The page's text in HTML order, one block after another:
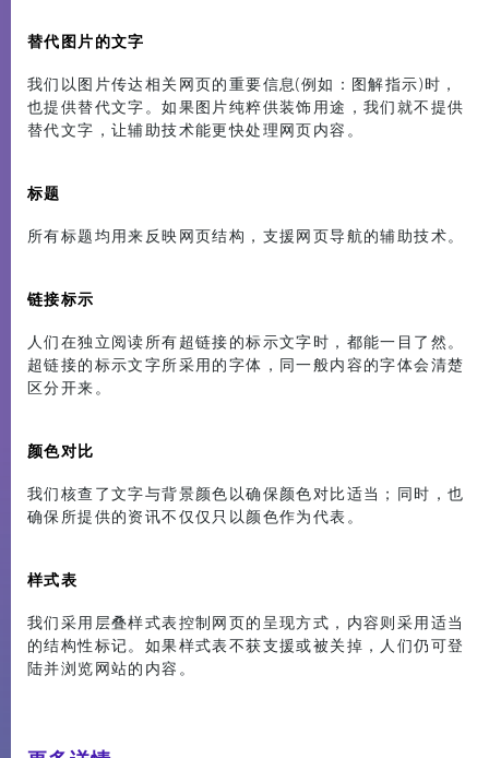
替代图片的文字
我们以图片传达相关网页的重要信息(例如：图解指示)时，
也提供替代文字。如果图片纯粹供装饰用途，我们就不提供
替代文字，让辅助技术能更快处理网页内容。
标题
所有标题均用来反映网页结构，支援网页导航的辅助技术。
链接标示
人们在独立阅读所有超链接的标示文字时，都能一目了然。
超链接的标示文字所采用的字体，同一般内容的字体会清楚
区分开来。
颜色对比
我们核查了文字与背景颜色以确保颜色对比适当；同时，也
确保所提供的资讯不仅仅只以颜色作为代表。
样式表
我们采用层叠样式表控制网页的呈现方式，内容则采用适当
的结构性标记。如果样式表不获支援或被关掉，人们仍可登
陆并浏览网站的内容。